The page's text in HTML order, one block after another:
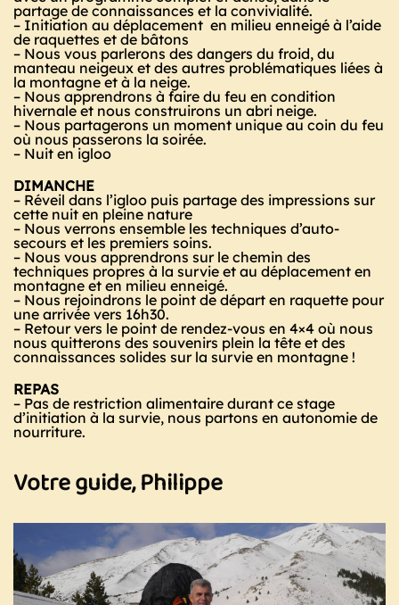
partage de connaissances et la convivialité.
– Initiation au déplacement en milieu enneigé à l’aide
de raquettes et de bâtons
– Nous vous parlerons des dangers du froid, du
manteau neigeux et des autres problématiques liées à
la montagne et à la neige.
– Nous apprendrons à faire du feu en condition
hivernale et nous construirons un abri neige.
– Nous partagerons un moment unique au coin du feu
où nous passerons la soirée.
– Nuit en igloo
DIMANCHE
– Réveil dans l’igloo puis partage des impressions sur
cette nuit en pleine nature
– Nous verrons ensemble les techniques d’auto-
secours et les premiers soins.
– Nous vous apprendrons sur le chemin des
techniques propres à la survie et au déplacement en
montagne et en milieu enneigé.
– Nous rejoindrons le point de départ en raquette pour
une arrivée vers 16h30.
– Retour vers le point de rendez-vous en 4×4 où nous
nous quitterons des souvenirs plein la tête et des
connaissances solides sur la survie en montagne !
REPAS
– Pas de restriction alimentaire durant ce stage
d’initiation à la survie, nous partons en autonomie de
nourriture.
Votre guide, Philippe